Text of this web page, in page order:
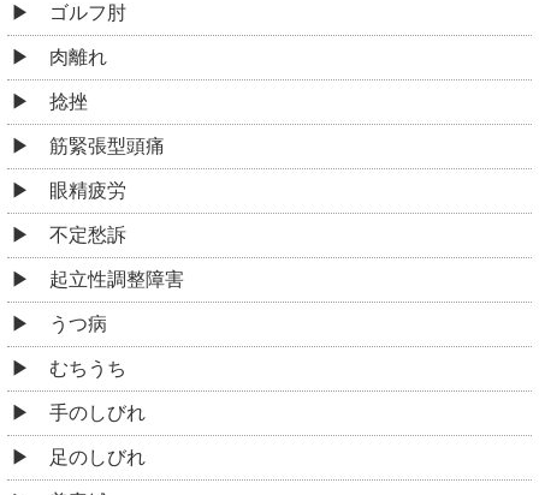
ゴルフ肘
肉離れ
捻挫
筋緊張型頭痛
眼精疲労
不定愁訴
起立性調整障害
うつ病
むちうち
手のしびれ
足のしびれ